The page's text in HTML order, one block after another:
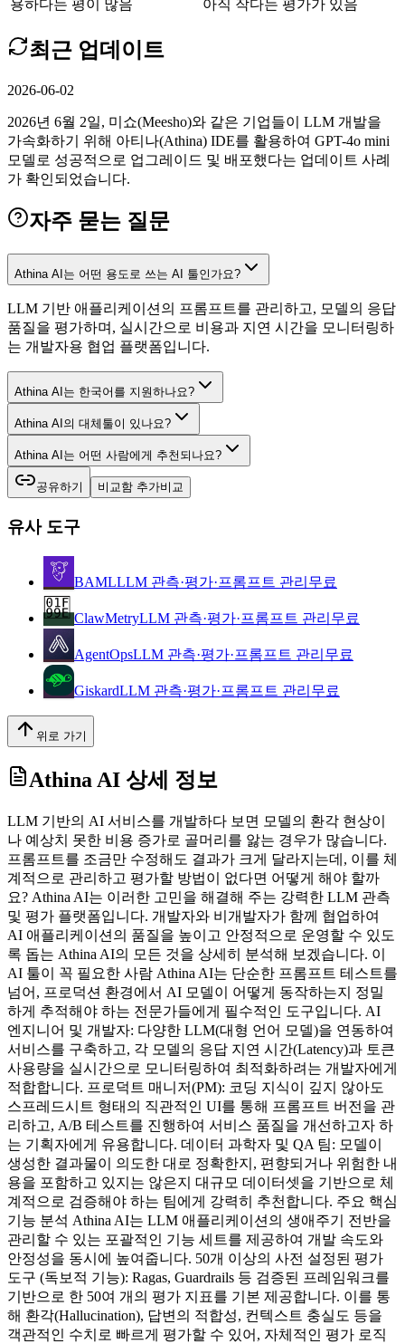
용하다는 평이 많음 아직 작다는 평가가 있음
최근 업데이트
2026-06-02
2026년 6월 2일, 미쇼(Meesho)와 같은 기업들이 LLM 개발을
가속화하기 위해 아티나(Athina) IDE를 활용하여 GPT-4o mini
모델로 성공적으로 업그레이드 및 배포했다는 업데이트 사례
가 확인되었습니다.
자주 묻는 질문
Athina AI는 어떤 용도로 쓰는 AI 툴인가요?
LLM 기반 애플리케이션의 프롬프트를 관리하고, 모델의 응답
품질을 평가하며, 실시간으로 비용과 지연 시간을 모니터링하
는 개발자용 협업 플랫폼입니다.
Athina AI는 한국어를 지원하나요?
Athina AI의 대체툴이 있나요?
Athina AI는 어떤 사람에게 추천되나요?
공유하기 비교함 추가비교
유사 도구
BAMLLLM 관측·평가·프롬프트 관리 무료
ClawMetryLLM 관측·평가·프롬프트 관리 무료
AgentOpsLLM 관측·평가·프롬프트 관리 무료
GiskardLLM 관측·평가·프롬프트 관리 무료
위로 가기
Athina AI 상세 정보
LLM 기반의 AI 서비스를 개발하다 보면 모델의 환각 현상이
나 예상치 못한 비용 증가로 골머리를 앓는 경우가 많습니다.
프롬프트를 조금만 수정해도 결과가 크게 달라지는데, 이를 체
계적으로 관리하고 평가할 방법이 없다면 어떻게 해야 할까
요? Athina AI는 이러한 고민을 해결해 주는 강력한 LLM 관측
및 평가 플랫폼입니다. 개발자와 비개발자가 함께 협업하여
AI 애플리케이션의 품질을 높이고 안정적으로 운영할 수 있도
록 돕는 Athina AI의 모든 것을 상세히 분석해 보겠습니다. 이
AI 툴이 꼭 필요한 사람 Athina AI는 단순한 프롬프트 테스트를
넘어, 프로덕션 환경에서 AI 모델이 어떻게 동작하는지 정밀
하게 추적해야 하는 전문가들에게 필수적인 도구입니다. AI
엔지니어 및 개발자: 다양한 LLM(대형 언어 모델)을 연동하여
서비스를 구축하고, 각 모델의 응답 지연 시간(Latency)과 토큰
사용량을 실시간으로 모니터링하여 최적화하려는 개발자에게
적합합니다. 프로덕트 매니저(PM): 코딩 지식이 깊지 않아도
스프레드시트 형태의 직관적인 UI를 통해 프롬프트 버전을 관
리하고, A/B 테스트를 진행하여 서비스 품질을 개선하고자 하
는 기획자에게 유용합니다. 데이터 과학자 및 QA 팀: 모델이
생성한 결과물이 의도한 대로 정확한지, 편향되거나 위험한 내
용을 포함하고 있지는 않은지 대규모 데이터셋을 기반으로 체
계적으로 검증해야 하는 팀에게 강력히 추천합니다. 주요 핵심
기능 분석 Athina AI는 LLM 애플리케이션의 생애주기 전반을
관리할 수 있는 포괄적인 기능 세트를 제공하여 개발 속도와
안정성을 동시에 높여줍니다. 50개 이상의 사전 설정된 평가
도구 (독보적 기능): Ragas, Guardrails 등 검증된 프레임워크를
기반으로 한 50여 개의 평가 지표를 기본 제공합니다. 이를 통
해 환각(Hallucination), 답변의 적합성, 컨텍스트 충실도 등을
객관적인 수치로 빠르게 평가할 수 있어, 자체적인 평가 로직